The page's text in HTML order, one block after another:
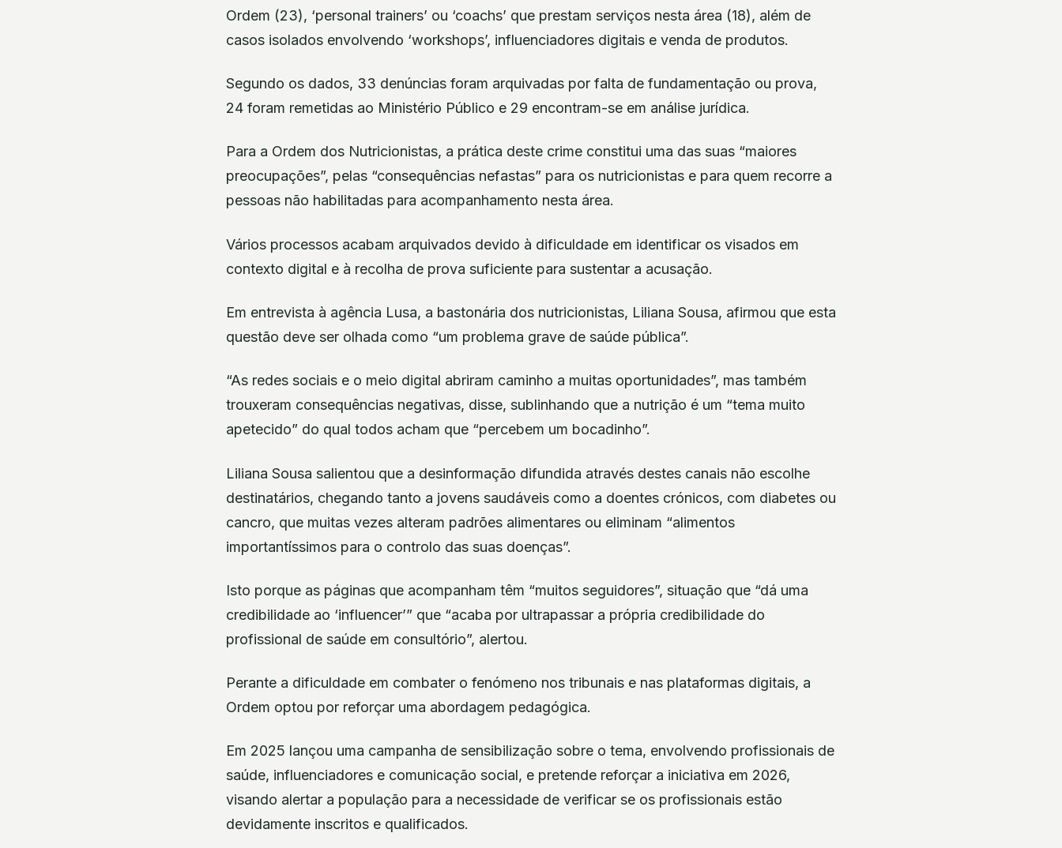
Ordem (23), ‘personal trainers’ ou ‘coachs’ que prestam serviços nesta área (18), além de
casos isolados envolvendo ‘workshops’, influenciadores digitais e venda de produtos.
Segundo os dados, 33 denúncias foram arquivadas por falta de fundamentação ou prova,
24 foram remetidas ao Ministério Público e 29 encontram-se em análise jurídica.
Para a Ordem dos Nutricionistas, a prática deste crime constitui uma das suas “maiores
preocupações”, pelas “consequências nefastas” para os nutricionistas e para quem recorre a
pessoas não habilitadas para acompanhamento nesta área.
Vários processos acabam arquivados devido à dificuldade em identificar os visados em
contexto digital e à recolha de prova suficiente para sustentar a acusação.
Em entrevista à agência Lusa, a bastonária dos nutricionistas, Liliana Sousa, afirmou que esta
questão deve ser olhada como “um problema grave de saúde pública”.
“As redes sociais e o meio digital abriram caminho a muitas oportunidades”, mas também
trouxeram consequências negativas, disse, sublinhando que a nutrição é um “tema muito
apetecido” do qual todos acham que “percebem um bocadinho”.
Liliana Sousa salientou que a desinformação difundida através destes canais não escolhe
destinatários, chegando tanto a jovens saudáveis como a doentes crónicos, com diabetes ou
cancro, que muitas vezes alteram padrões alimentares ou eliminam “alimentos
importantíssimos para o controlo das suas doenças”.
Isto porque as páginas que acompanham têm “muitos seguidores”, situação que “dá uma
credibilidade ao ‘influencer’” que “acaba por ultrapassar a própria credibilidade do
profissional de saúde em consultório”, alertou.
Perante a dificuldade em combater o fenómeno nos tribunais e nas plataformas digitais, a
Ordem optou por reforçar uma abordagem pedagógica.
Em 2025 lançou uma campanha de sensibilização sobre o tema, envolvendo profissionais de
saúde, influenciadores e comunicação social, e pretende reforçar a iniciativa em 2026,
visando alertar a população para a necessidade de verificar se os profissionais estão
devidamente inscritos e qualificados.